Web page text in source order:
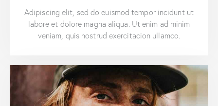
Adipiscing elit, sed do euismod tempor incidunt ut
labore et dolore magna aliqua. Ut enim ad minim
veniam, quis nostrud exercitacion ullamco.